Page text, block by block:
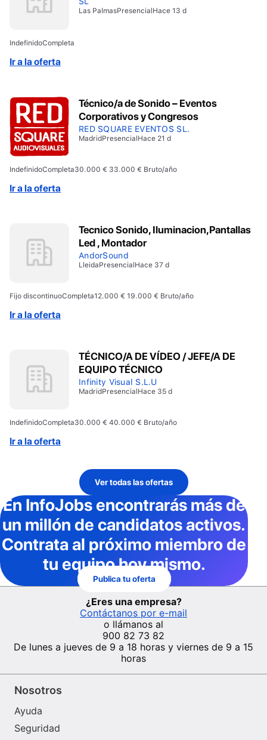
Las PalmasPresencialHace 13 d
IndefinidoCompleta
Ir a la oferta
Técnico/a de Sonido – Eventos
Corporativos y Congresos
RED SQUARE EVENTOS SL.
MadridPresencialHace 21 d
IndefinidoCompleta30.000 € 33.000 € Bruto/año
Ir a la oferta
Tecnico Sonido, Iluminacion,Pantallas
Led , Montador
AndorSound
LleidaPresencialHace 37 d
Fijo discontinuoCompleta12.000 € 19.000 € Bruto/año
Ir a la oferta
TÉCNICO/A DE VÍDEO / JEFE/A DE
EQUIPO TÉCNICO
Infinity Visual S.L.U
MadridPresencialHace 35 d
IndefinidoCompleta30.000 € 40.000 € Bruto/año
Ir a la oferta
Ver todas las ofertas
En InfoJobsencontrarás más de
un millón de candidatos activos.
Contrata al próximo miembro de
tu equipo hoy mismo.
Publica tu oferta
¿Eres una empresa?
Contáctanos por e-mail
o llámanos al
900 82 73 82
De lunes a jueves de 9 a 18 horas y viernes de 9 a 15
horas
Nosotros
Ayuda
Seguridad